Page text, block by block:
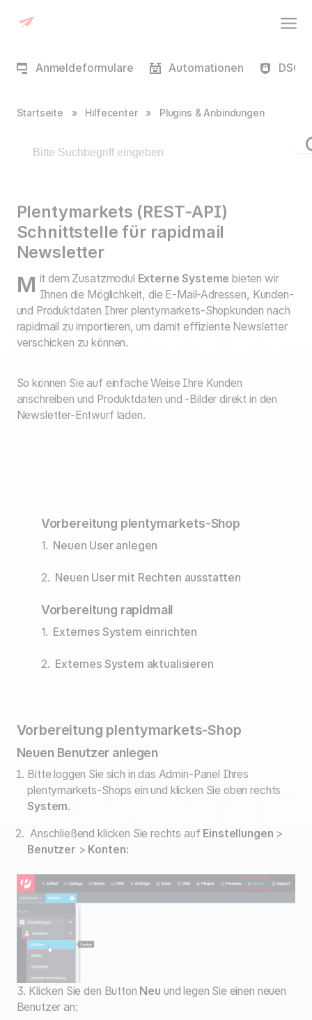
Anmeldeformulare Automationen
Startseite » Hilfecenter » Plugins & Anbindungen
Plentymarkets (REST-API)
Schnittstelle für rapidmail
Newsletter
Mit dem Zusatzmodul Externe Systeme bieten wir
Ihnen die Möglichkeit, die E-Mail-Adressen, Kunden-
und Produktdaten Ihrer plentymarkets-Shopkunden nach
rapidmail zu importieren, um damit effiziente Newsletter
verschicken zu können.
So können Sie auf einfache Weise Ihre Kunden
anschreiben und Produktdaten und -Bilder direkt in den
Newsletter-Entwurf laden.
Vorbereitung plentymarkets-Shop
1. Neuen User anlegen
2. Neuen User mit Rechten ausstatten
Vorbereitung rapidmail
1. Externes System einrichten
2. Externes System aktualisieren
Vorbereitung plentymarkets-Shop
Neuen Benutzer anlegen
Bitte loggen Sie sich in das Admin-Panel Ihres
plentymarkets-Shops ein und klicken Sie oben rechts
System.
Anschließend klicken Sie rechts auf Einstellungen >
Benutzer > Konten:
3. Klicken Sie den Button Neu und legen Sie einen neuen
Benutzer an: